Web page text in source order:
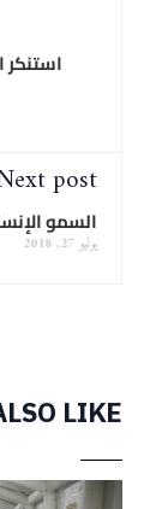
استنكر
post
السمو
يوليو 27, 2018
LIKE